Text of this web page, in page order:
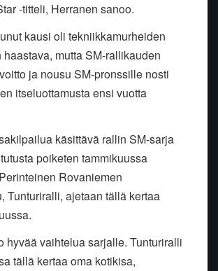
-titteli, Herranen sanoo.
kausi oli tekniikkamurheiden
mutta SM-rallikauden
ja nousu SM-pronssille nosti
itseluottamusta ensi vuotta
käsittävä rallin SM-sarja
poiketen tammikuussa
Rovaniemen
Tunturiralli, ajetaan tällä kertaa
hyvää vaihtelua sarjalle. Tunturiralli
tällä kertaa oma kotikisa,